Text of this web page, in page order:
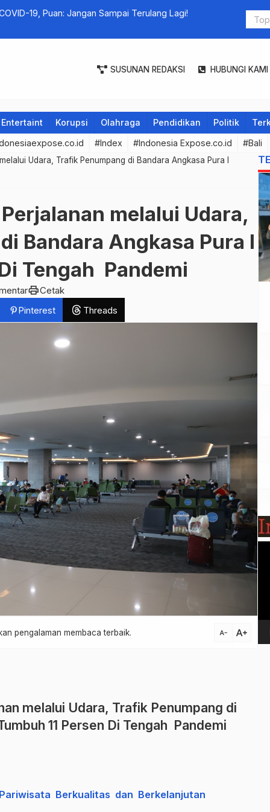
19, Puan: Jangan Sampai Terulang Lagi! ROSE
SUSUNAN REDAKSI HUBUNGI KAMI
Entertaint Korupsi Olahraga Pendidikan Politik
#Index #Indonesia Expose.co.id #Bali
Udara, Trafik Penumpang di Bandara Angkasa Pura I
melalui Udara,
Bandara Angkasa Pura I
Tengah Pandemi
printCetak
Pinterest Threads
pengalaman membaca terbaik. text_decrease text_increase
melalui Udara, Trafik Penumpang di
11 Persen Di Tengah Pandemi
Berkualitas dan Berkelanjutan